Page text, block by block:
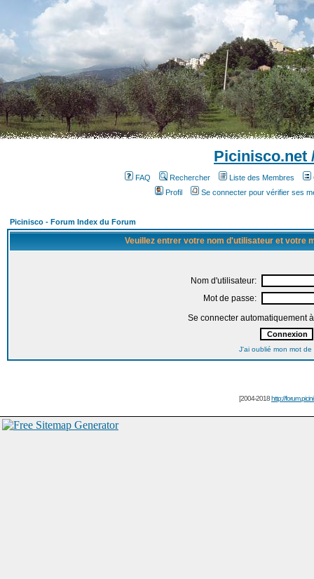
Picinisco.net
FAQ Rechercher Liste des Membres
Profil
Se connecter pour vérifier ses
Picinisco - Forum Index du Forum
Veuillez entrer votre nom d'utilisateur et votre
Nom d'utilisateur:
Mot de passe:
Se connecter automatiquement
J'ai oublié mon mot de
[2004-2018http://